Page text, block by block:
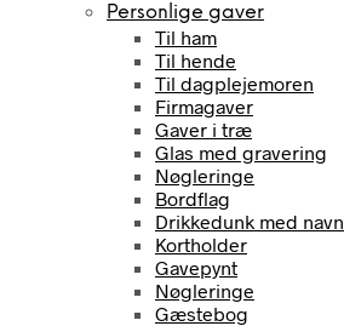
Personlige gaver
Til ham
Til hende
Til dagplejemoren
Firmagaver
Gaver i træ
Glas med gravering
Nøgleringe
Bordflag
Drikkedunk med navn
Kortholder
Gavepynt
Nøgleringe
Gæstebog